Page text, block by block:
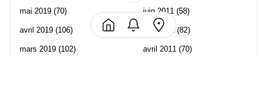
mai 2019 (70)
avril 2019 (106)
mars 2019 (102)
juin 2011 (58)
mai 2011(82)
avril 2011 (70)